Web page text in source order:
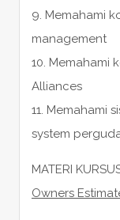
9. Memahami
management
10. Memahami
Alliances
11. Memahami
system
MATERI
Owners